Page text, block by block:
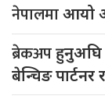
नेपालमाआयो
ब्रेकअपहुनुअघि
बेन्चिङ